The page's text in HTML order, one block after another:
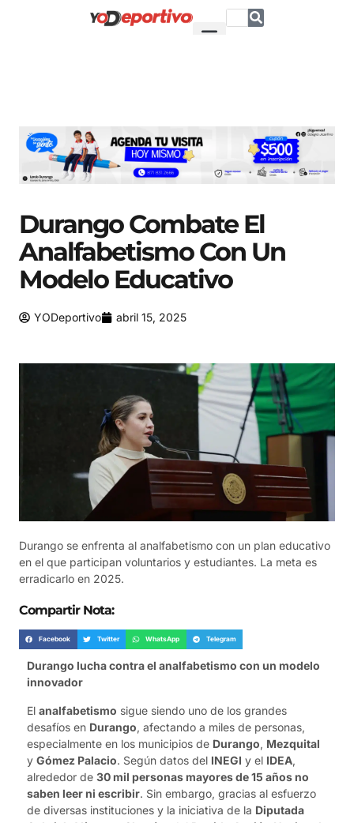
Durango Combate El
Analfabetismo Con Un
Modelo Educativo
YODeportivo abril 15, 2025
Durango se enfrenta al analfabetismo con un plan educativo
en el que participan voluntarios y estudiantes. La meta es
erradicarlo en 2025.
Compartir Nota:
Facebook Twitter WhatsApp Telegram
Durango lucha contra el analfabetismo con un modelo
innovador
El analfabetismo sigue siendo uno de los grandes
desafíos en Durango, afectando a miles de personas,
especialmente en los municipios de Durango, Mezquital
y Gómez Palacio. Según datos del INEGI y el IDEA,
alrededor de 30 mil personas mayores de 15 años no
saben leer ni escribir. Sin embargo, gracias al esfuerzo
de diversas instituciones y la iniciativa de la Diputada